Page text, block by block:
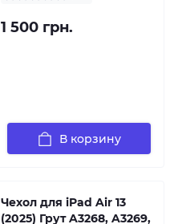
1 500 грн.
В корзину
Чехол для iPad Air 13
(2025) Грут A3268, A3269,